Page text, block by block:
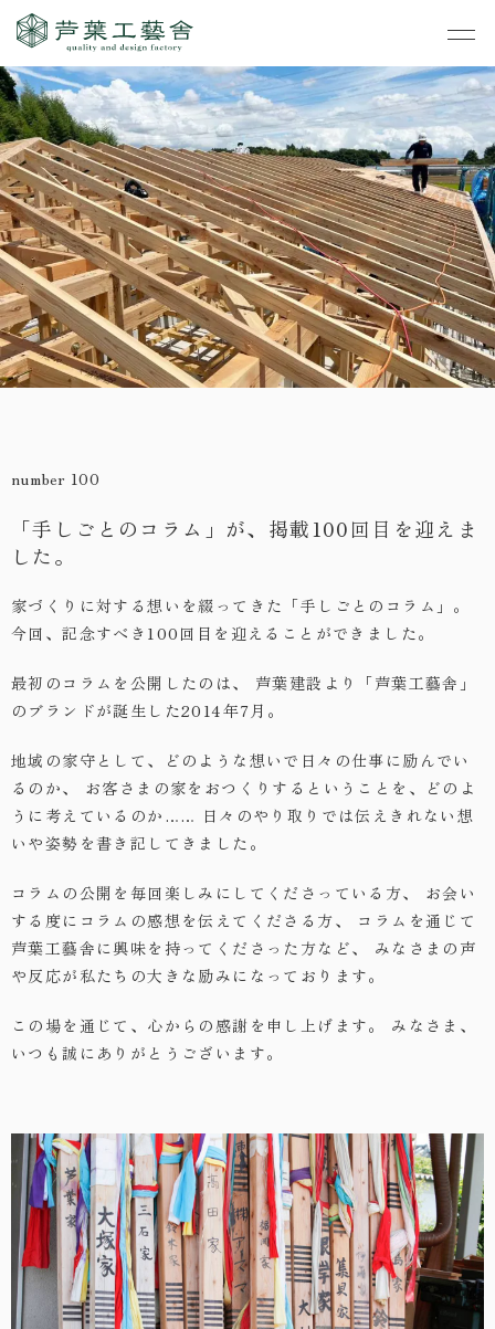
number 100
「手しごとのコラム」が、掲載100回目を迎えま
した。
家づくりに対する想いを綴ってきた「手しごとのコラム」。
今回、記念すべき100回目を迎えることができました。
最初のコラムを公開したのは、
芦葉建設より「芦葉工藝舎」
のブランドが誕生した2014年7月。
地域の家守として、どのような想いで日々の仕事に励んでい
るのか、
お客さまの家をおつくりするということを、どのよ
うに考えているのか…… 日々のやり取りでは伝えきれない想
いや姿勢を書き記してきました。
コラムの公開を毎回楽しみにしてくださっている方、
お会い
する度にコラムの感想を伝えてくださる方、
コラムを通じて
芦葉工藝舎に興味を持ってくださった方など、
みなさまの声
や反応が私たちの大きな励みになっております。
この場を通じて、心からの感謝を申し上げます。
みなさま、
いつも誠にありがとうございます。
作品集
- すべて
- 一般住宅
- 店舗・オフィス
- リノベーション
事業案内
- TOP
- 新築
- 店舗・オフィス
- リノベーション
- 家・不動産の利活用
ご見学
- すべて
- コンセプトハウス6
- コンセプトハウス5
・私たちの家づくり
・お知らせ
・イベント
・手しごとのコラム
・お客さまの声
・お問い合わせ